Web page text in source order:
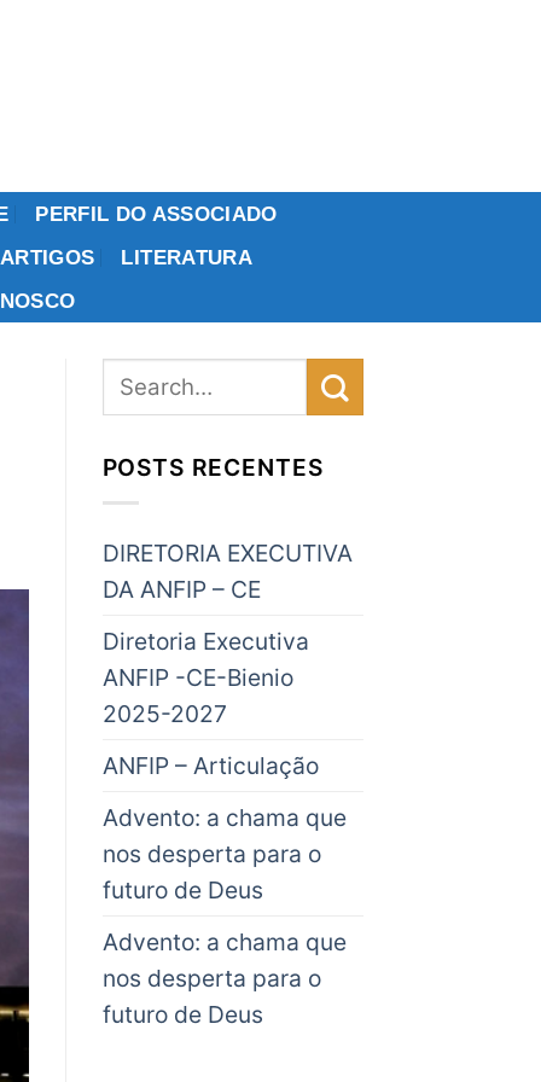
PERFIL DO ASSOCIADO
ARTIGOS
LITERATURA
POSTS RECENTES
DIRETORIA EXECUTIVA
DA ANFIP – CE
Diretoria Executiva
ANFIP -CE-Bienio
2025-2027
ANFIP – Articulação
Advento: a chama que
nos desperta para o
futuro de Deus
Advento: a chama que
nos desperta para o
futuro de Deus